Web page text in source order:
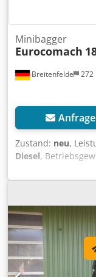
Breitenfelde 272
Minibagger
Eurocomach
Zustand: neu,
Diesel,
Hammerhydraulik,
Gummiketten
3TNV70, 11,2kW/
ausfahrbares
ROPS/TOPS/FOPS
Sperrvorrichtung
Hydraulikanlage,